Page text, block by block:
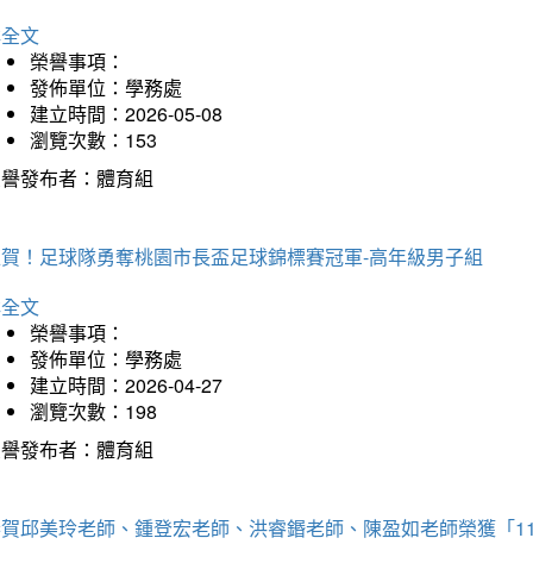
文
榮譽事項：
發佈單位：學務處
建立時間：2026-05-08
瀏覽次數：153
發布者：體育組
！足球隊勇奪桃園市長盃足球錦標賽冠軍-高年級男子組
文
榮譽事項：
發佈單位：學務處
建立時間：2026-04-27
瀏覽次數：198
發布者：體育組
邱美玲老師、鍾登宏老師、洪睿鍲老師、陳盈如老師榮獲「